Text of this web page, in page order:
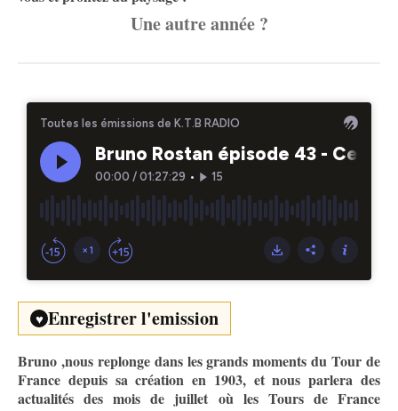
Une autre année ?
♥ Enregistrer l'emission
Bruno ,nous replonge dans les grands moments du Tour de
France depuis sa création en 1903, et nous parlera des
actualités des mois de juillet où les Tours de France